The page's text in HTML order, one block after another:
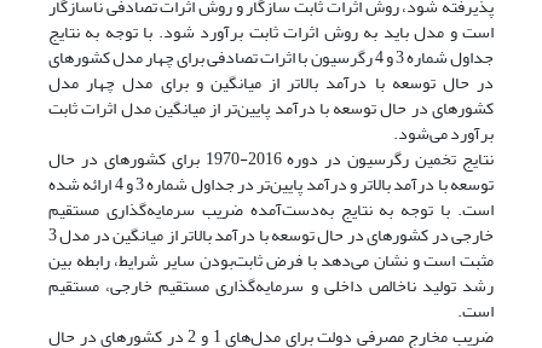
پذیرفته شود، روش اثرات ثابت سازگار و روش اثرات تصادفی ناسازگار
است و مدل باید به روش اثرات ثابت برآورد شود. با توجه به نتایج
جداول شماره 3 و 4 رگرسیون با اثرات تصادفی برای چهار مدل کشورهای
در حال توسعه با درآمد بالاتر از میانگین و برای مدل چهار مدل
کشورهای در حال توسعه با درآمد پایین‌تر از میانگین مدل اثرات ثابت
برآورد می‌شود.
نتایج تخمین رگرسیون در دوره 2016-1970 برای کشورهای در حال
توسعه با درآمد بالاتر و درآمد پایین‌تر در جداول شماره 3 و 4 ارائه شده
است. با توجه به نتایج به‌دست‌آمده ضریب سرمایه‌گذاری مستقیم
خارجی در کشورهای در حال توسعه با درآمد بالاتر از میانگین در مدل 3
مثبت است و نشان می‌دهد با فرض ثابت‌بودن سایر شرایط، رابطه بین
رشد تولید ناخالص داخلی و سرمایه‌گذاری مستقیم خارجی، مستقیم
است.
ضریب مخارج مصرفی دولت برای مدل‌های 1 و 2 در کشورهای در حال